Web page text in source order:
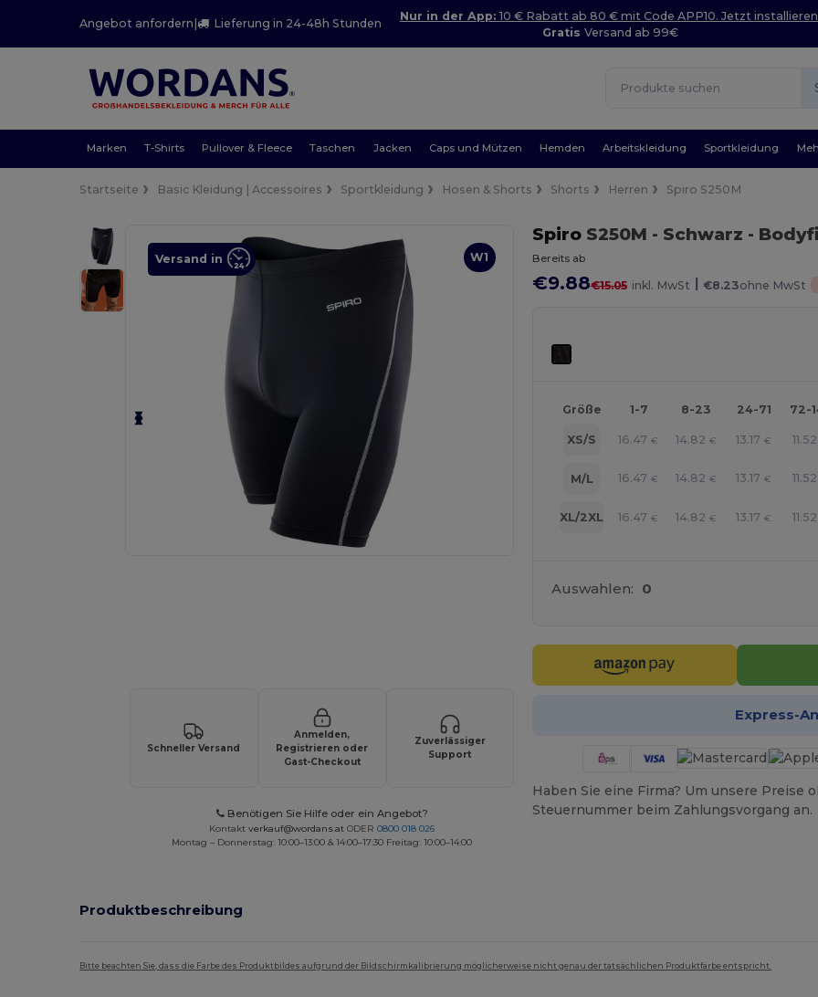
Angebot anfordern | Lieferung in 24-48h Stunden
Nur in der App: 10 € Rabatt ab 80 € mit Code APP10. Jetzt
Gratis Versand ab 99€
Marken T-Shirts Pullover & Fleece Taschen Jacken Caps und Mützen Hemden Arbeitskleidung Sportkleidung
Startseite Basic Kleidung | Accessoires Sportkleidung Hosen & Shorts Shorts Herren Spiro S250M
W1
Versand in
Schneller Versand
Anmelden,
Registrieren oder
Gast-Checkout
Zuverlässiger
Support
Benötigen Sie Hilfe oder ein Angebot?
Kontaktverkauf@wordans.at ODER0800 018 026
Montag – Donnerstag: 10:00–13:00 & 14:00–17:30 Freitag: 10:00–14:00
SpiroS250M - Schwarz -
Bereits ab
€9.88€15.05 inkl. MwSt | €8.23ohne MwSt
Größe 1-7 8-23 24-71 72-
XS/S 16.47 € 14.82 € 13.17 € 11.52
M/L 16.47 € 14.82 € 13.17 € 11.52
XL/2XL 16.47 € 14.82 € 13.17 € 11.52
Auswahlen: 0
Express-
Haben Sie eine Firma? Um unsere
Steuernummer beim Zahlungsvorgang an.
Produktbeschreibung
Bitte beachten Sie, dass die Farbe des Produktbildes aufgrund der Bildschirmkalibrierung möglicherweise nicht genau der tatsächlichen Produktfarbe entspricht.